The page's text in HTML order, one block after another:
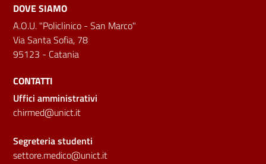
DOVE SIAMO
A.O.U. "Policlinico - San Marco"
Via Santa Sofia, 78
95123 - Catania
CONTATTI
Uffici amministrativi
chirmed@unict.it
Segreteria studenti
settore.medico@unict.it